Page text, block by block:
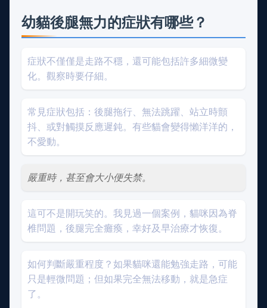
幼貓後腿無力的症狀有哪些？
症狀不僅僅是走路不穩，還可能包括許多細微變
化。觀察時要仔細。
常見症狀包括：後腿拖行、無法跳躍、站立時顫
抖、或對觸摸反應遲鈍。有些貓會變得懶洋洋的，
不愛動。
嚴重時，甚至會大小便失禁。
這可不是開玩笑的。我見過一個案例，貓咪因為脊
椎問題，後腿完全癱瘓，幸好及早治療才恢復。
如何判斷嚴重程度？如果貓咪還能勉強走路，可能
只是輕微問題；但如果完全無法移動，就是急症
了。